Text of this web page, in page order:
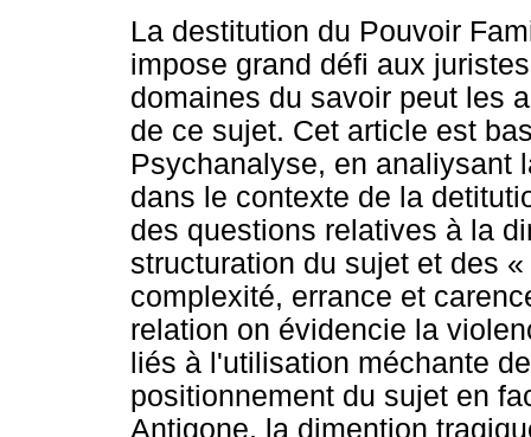
La destitution du Pouvoir
impose grand défi aux
domaines du savoir peut les
de ce sujet. Cet article est
Psychanalyse, en analiysant
dans le contexte de la
des questions relatives à la
structuration du sujet et des
complexité, errance et
relation on évidencie la
liés à l'utilisation méchante
positionnement du sujet en
Antigone, la dimention